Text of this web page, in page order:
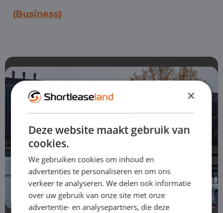
(Business)
×
Deze website maakt gebruik van
cookies.
We gebruiken cookies om inhoud en
advertenties te personaliseren en om ons
verkeer te analyseren. We delen ook informatie
over uw gebruik van onze site met onze
advertentie- en analysepartners, die deze